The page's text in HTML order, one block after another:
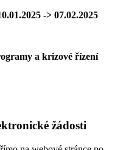
-> 07.02.2025
a krizové řízení
žádosti